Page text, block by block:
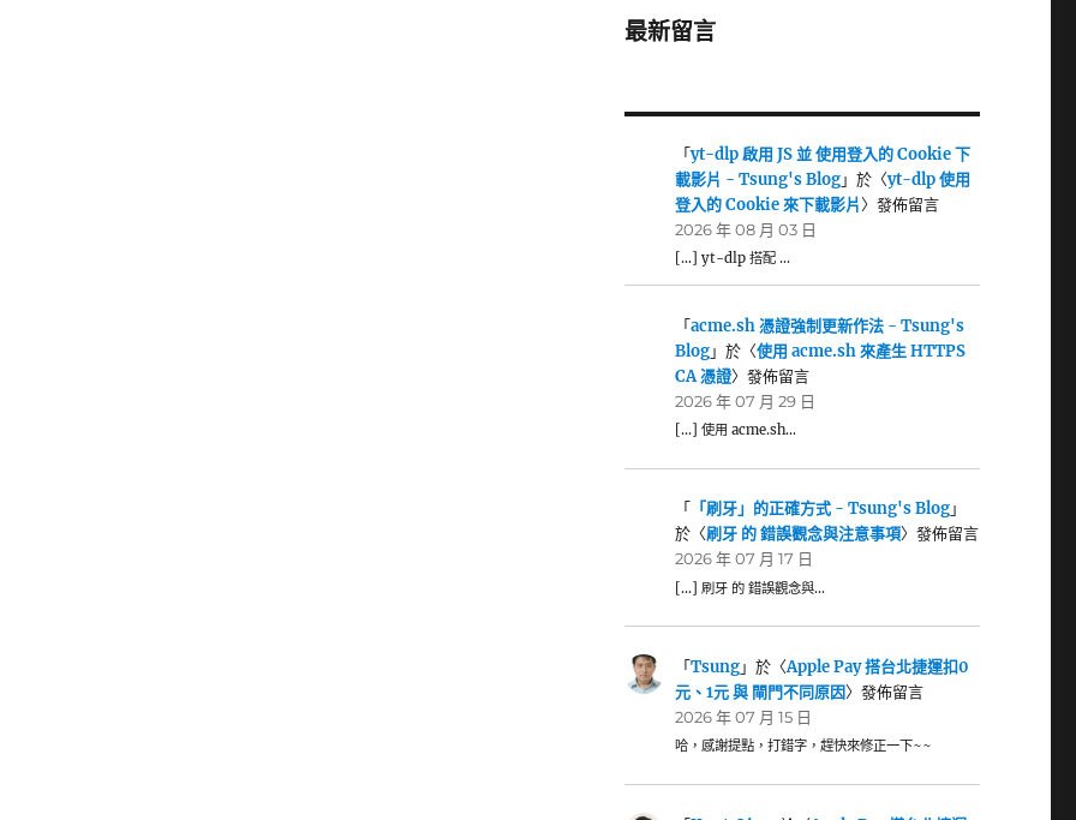
最新留言
「yt-dlp 啟用 JS 並 使用登入的 Cookie 下
載影片 - Tsung's Blog」於〈yt-dlp 使用
登入的 Cookie 來下載影片〉發佈留言
2026 年 08 月 03 日
[…] yt-dlp 搭配 …
「acme.sh 憑證強制更新作法 - Tsung's
Blog」於〈使用 acme.sh 來產生 HTTPS
CA 憑證〉發佈留言
2026 年 07 月 29 日
[…] 使用 acme.sh…
「 「刷牙」的正確方式 - Tsung's Blog」
於〈刷牙 的 錯誤觀念與注意事項〉發佈留言
2026 年 07 月 17 日
[…] 刷牙 的 錯誤觀念與…
「Tsung」於〈Apple Pay 搭台北捷運扣0
元、1元 與 閘門不同原因〉發佈留言
2026 年 07 月 15 日
哈，感謝提點，打錯字，趕快來修正一下~~